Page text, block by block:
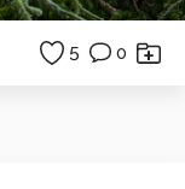
5 0